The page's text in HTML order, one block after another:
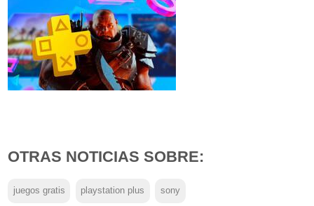
OTRAS NOTICIAS SOBRE:
juegos gratis playstation plus sony